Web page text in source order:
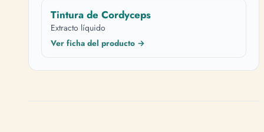
Tintura de Cordyceps
Extracto líquido
Ver ficha del producto →